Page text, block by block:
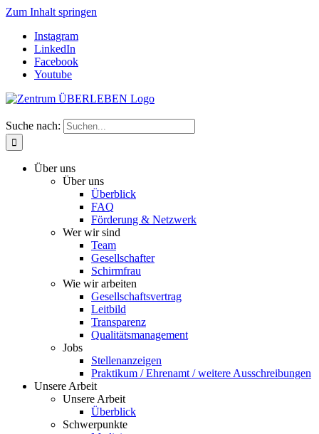
Zum Inhalt springen
Instagram
LinkedIn
Facebook
Youtube
Suche nach:
Über uns
Über uns
Überblick
FAQ
Förderung & Netzwerk
Wer wir sind
Team
Gesellschafter
Schirmfrau
Wie wir arbeiten
Gesellschaftsvertrag
Leitbild
Transparenz
Qualitätsmanagement
Jobs
Stellenanzeigen
Praktikum / Ehrenamt / weitere Ausschreibungen
Unsere Arbeit
Unsere Arbeit
Überblick
Schwerpunkte